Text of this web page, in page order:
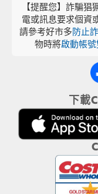
【提醒您】詐騙
電或訊息要求個資
請參考好市多防止
物時將啟動帳
下載